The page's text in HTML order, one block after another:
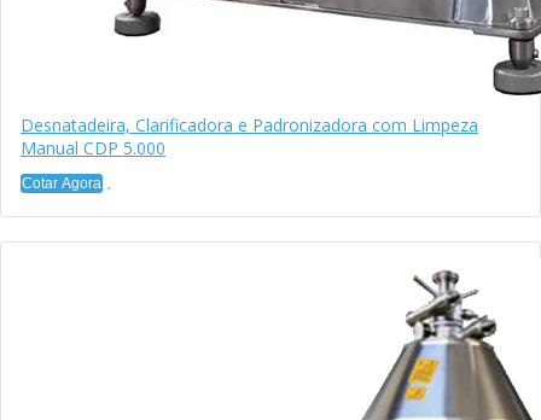
Desnatadeira, Clarificadora e Padronizadora com Limpeza
Manual CDP 5.000
Cotar Agora